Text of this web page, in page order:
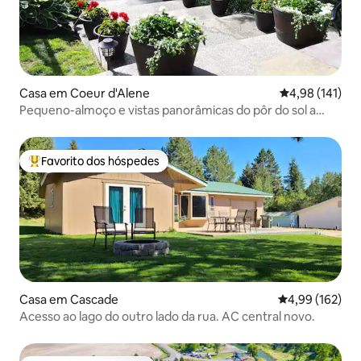
Casa em Coeur d'Alene Classificação
4,98 (141)
Pequeno-almoço e vistas panorâmicas do pôr do sol a
Favoritos dos hóspedes mais apreciados
Favorito dos hóspedes
Casa em Cascade Classificação
4,99 (162)
Acesso ao lago do outro lado da rua. AC central novo.